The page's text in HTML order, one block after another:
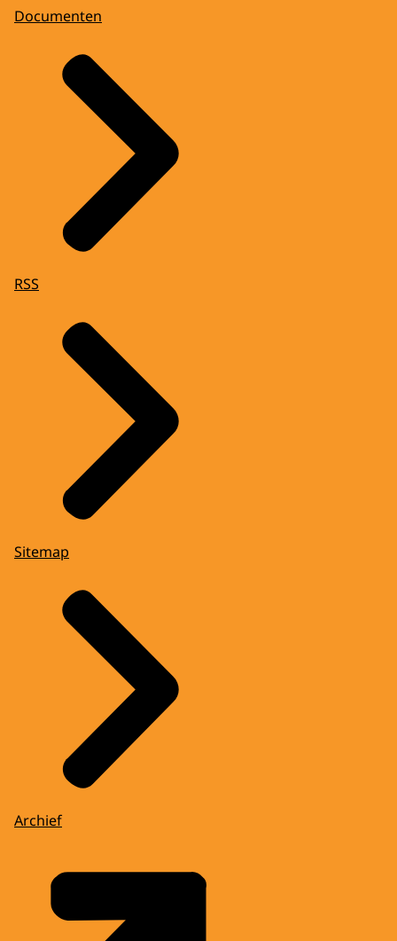
Documenten
RSS
Sitemap
Archief